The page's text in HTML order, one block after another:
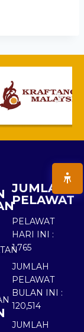
JUMLAH
PELAWAT
PELAWAT
HARI INI :
1,765
JUMLAH
PELAWAT
BULAN INI :
120,514
JUMLAH